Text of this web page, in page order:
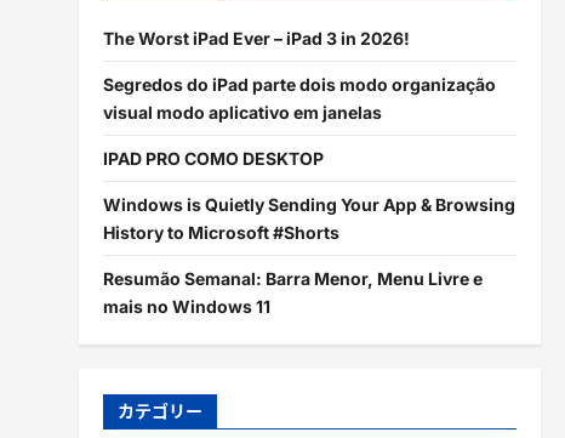
The Worst iPad Ever – iPad 3 in 2026!
Segredos do iPad parte dois modo organização
visual modo aplicativo em janelas
IPAD PRO COMO DESKTOP
Windows is Quietly Sending Your App & Browsing
History to Microsoft #Shorts
Resumão Semanal: Barra Menor, Menu Livre e
mais no Windows 11
カテゴリー